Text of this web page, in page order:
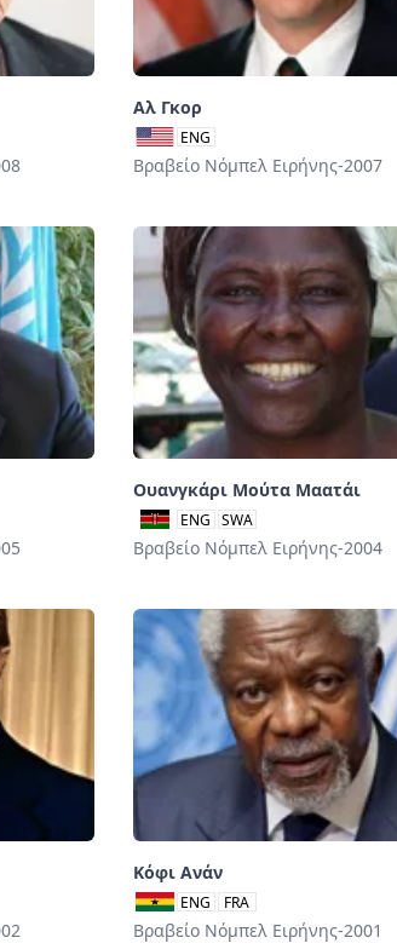
Αλ Γκορ
ENG
Βραβείο Νόμπελ Ειρήνης-2007
Ουανγκάρι Μούτα Μαατάι
ENG SWA
Βραβείο Νόμπελ Ειρήνης-2004
Κόφι Ανάν
ENG FRA
Βραβείο Νόμπελ Ειρήνης-2001